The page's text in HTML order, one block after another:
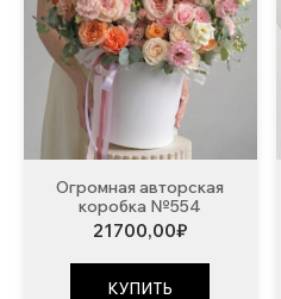
Огромная авторская
коробка №554
21700,00₽
КУПИТЬ